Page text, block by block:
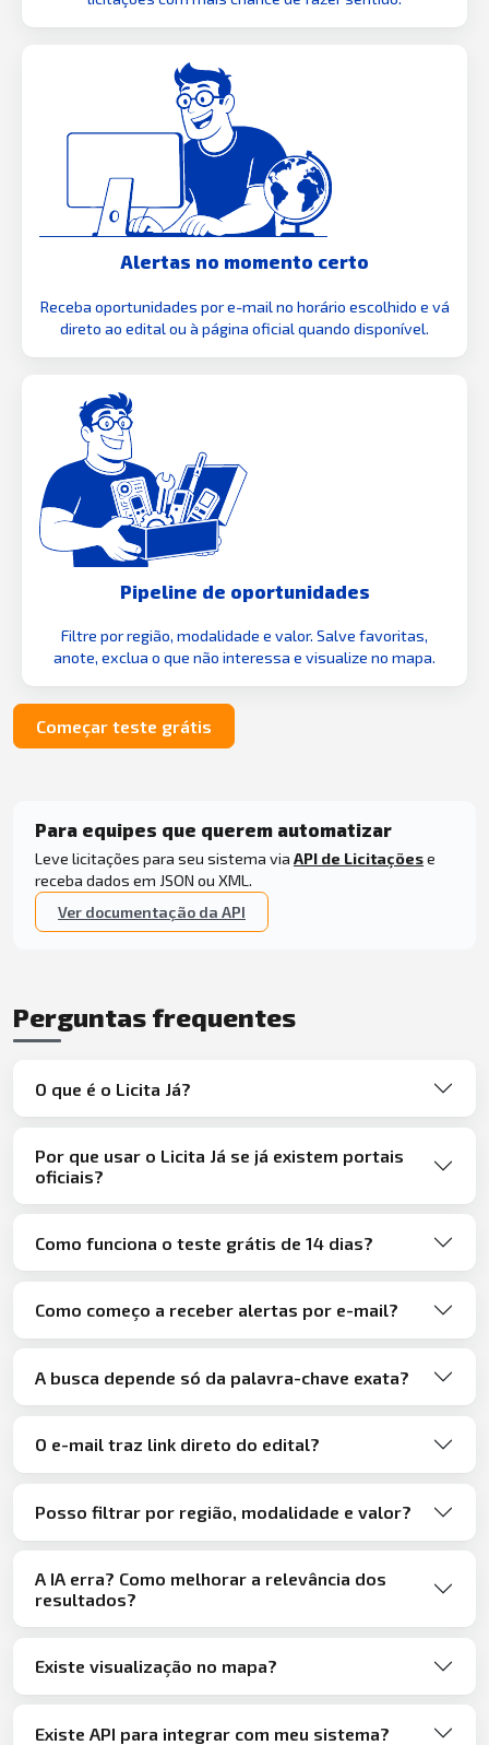
Alertas no momento certo
Receba oportunidades por e-mail no horário escolhido e vá
direto ao edital ou à página oficial quando disponível.
Pipeline de oportunidades
Filtre por região, modalidade e valor. Salve favoritas,
anote, exclua o que não interessa e visualize no mapa.
Começar teste grátis
Para equipes que querem automatizar
Leve licitações para seu sistema via API de Licitaçõese
receba dados em JSON ou XML.
Ver documentação da API
Perguntas frequentes
O que é o Licita Já?
Por que usar o Licita Já se já existem portais
oficiais?
Como funciona o teste grátis de 14 dias?
Como começo a receber alertas por e-mail?
A busca depende só da palavra-chave exata?
O e-mail traz link direto do edital?
Posso filtrar por região, modalidade e valor?
A IA erra? Como melhorar a relevância dos
resultados?
Existe visualização no mapa?
Existe API para integrar com meu sistema?